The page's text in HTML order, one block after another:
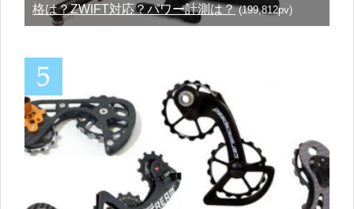
格は？ZWIFT対応？パワー計測は？(199,812pv)